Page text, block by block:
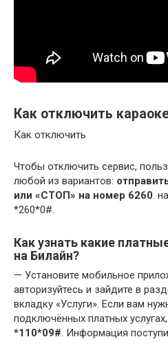
Как отключить
Как отключить
Чтобы отключить сервис,
любой из вариантов:
или «СТОП» на номер 6260.
*260*0#.
Как узнать какие
на Билайн?
— Установите мобильное
авторизуйтесь и зайдите в
вкладку «Услуги». Если вам
подключённых платных услугах,
*110*09#. Информация